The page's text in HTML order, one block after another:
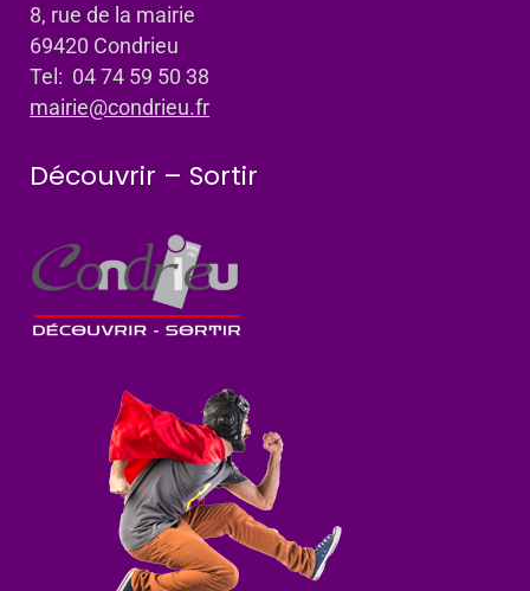
8, rue de la mairie
69420 Condrieu
Tel: 04 74 59 50 38
mairie@condrieu.fr
Découvrir – Sortir